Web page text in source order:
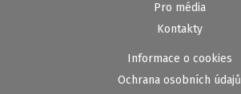
Pro média
Kontakty
Informace o cookies
Ochrana osobních údajů